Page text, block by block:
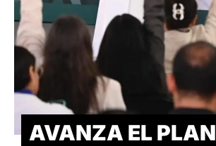
AVANZA EL PLAN